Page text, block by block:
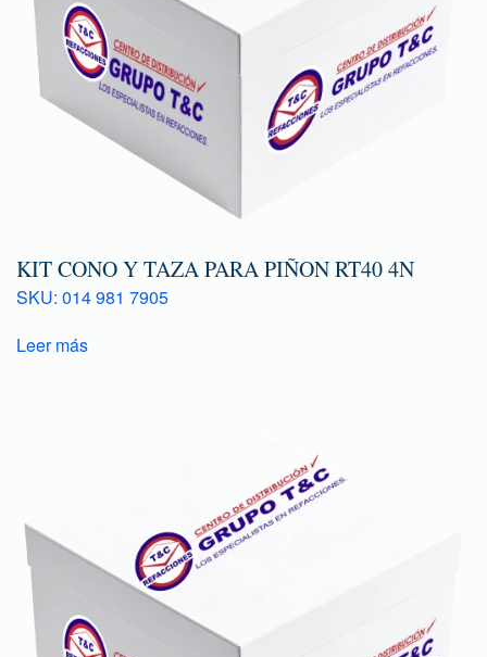
KIT CONO Y TAZA PARA PIÑON RT40 4N
SKU: 014 981 7905
Leer más